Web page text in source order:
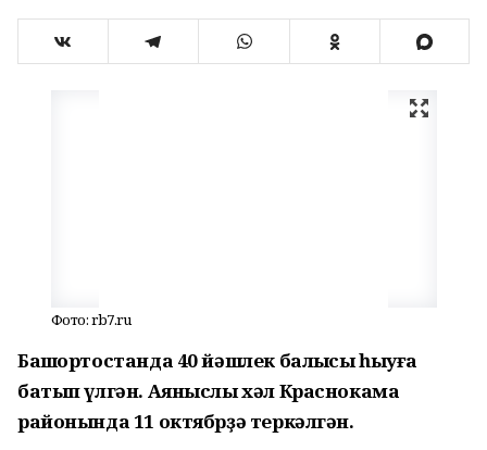
Фото: rb7.ru
Башҡортостанда 40 йәшлек балыҡсы һыуға
батып үлгән. Аяныслы хәл Краснокама
районында 11 октябрҙә теркәлгән.